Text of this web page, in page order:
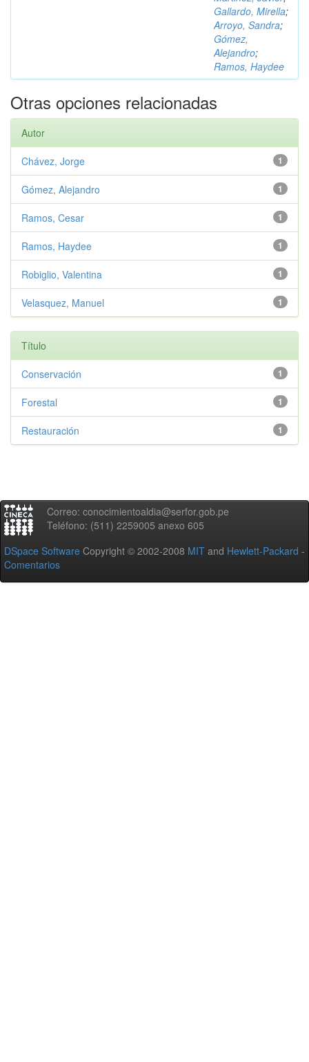
Gallardo, Mirella;
Arroyo, Sandra;
Gómez,
Alejandro;
Ramos, Haydee
Otras opciones relacionadas
Autor
1
Chávez, Jorge
1
Gómez, Alejandro
1
Ramos, Cesar
1
Ramos, Haydee
1
Robiglio, Valentina
1
Velasquez, Manuel
Título
1
Conservación
1
Forestal
1
Restauración
Correo: conocimientoaldia@serfor.gob.pe
Teléfono: (511) 2259005 anexo 605
DSpace Software Copyright © 2002-2008 MIT and Hewlett-Packard -
Comentarios